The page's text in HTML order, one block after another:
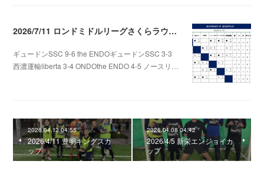
2026/7/11 ロンドミドルリーグさくらラウンド第3.4節
ギュードンSSC 9-6 the ENDOギュードンSSC 3-3
西濃運輸liberta 3-4 ONDOthe ENDO 4-5 ノースリ…
2026.04.12 04:55
2026/4/11 豊明キングスカ
ップ
2026.04.08 04:42
2026/4/5 新栄エンジョイカ
ップ